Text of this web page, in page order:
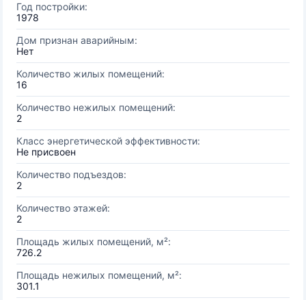
Год постройки:
1978
Дом признан аварийным:
Нет
Количество жилых помещений:
16
Количество нежилых помещений:
2
Класс энергетической эффективности:
Не присвоен
Количество подъездов:
2
Количество этажей:
2
Площадь жилых помещений, м²:
726.2
Площадь нежилых помещений, м²:
301.1